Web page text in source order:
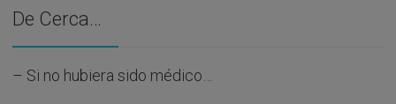
De Cerca…
– Si no hubiera sido médico…